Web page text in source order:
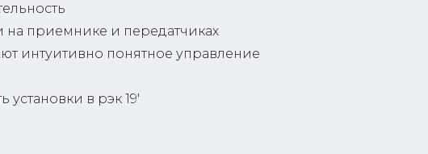
приемнике и передатчиках
интуитивно понятное управление
установки в рэк 19'